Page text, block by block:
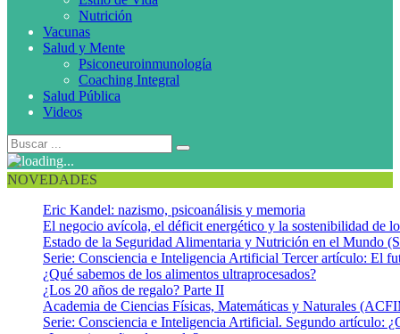
Nutrición
Vacunas
Salud y Mente
Psiconeuroinmunología
Coaching Integral
Salud Pública
Videos
NOVEDADES
Eric Kandel: nazismo, psicoanálisis y memoria
El negocio avícola, el déficit energético y la sostenibilidad de
Estado de la Seguridad Alimentaria y Nutrición en el Mundo
Serie: Consciencia e Inteligencia Artificial Tercer artículo: El
¿Qué sabemos de los alimentos ultraprocesados?
¿Los 20 años de regalo? Parte II
Academia de Ciencias Físicas, Matemáticas y Naturales
Serie: Consciencia e Inteligencia Artificial. Segundo artículo: